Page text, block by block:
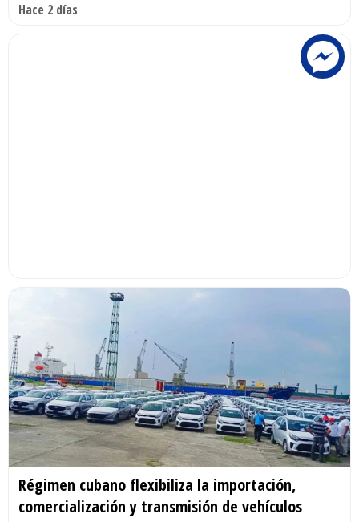
Hace 2 días
Régimen cubano flexibiliza la importación,
comercialización y transmisión de vehículos